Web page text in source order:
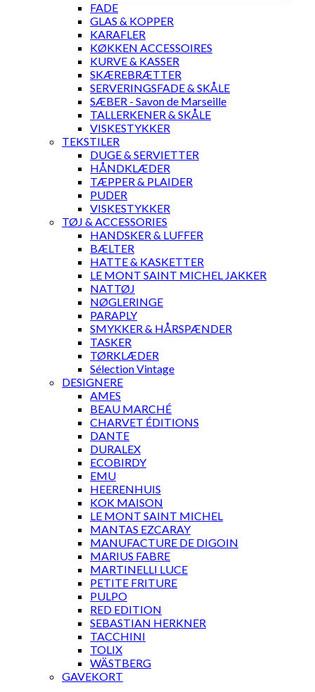
FADE
GLAS & KOPPER
KARAFLER
KØKKEN ACCESSOIRES
KURVE & KASSER
SKÆREBRÆTTER
SERVERINGSFADE & SKÅLE
SÆBER - Savon de Marseille
TALLERKENER & SKÅLE
VISKESTYKKER
TEKSTILER
DUGE & SERVIETTER
HÅNDKLÆDER
TÆPPER & PLAIDER
PUDER
VISKESTYKKER
TØJ & ACCESSORIES
HANDSKER & LUFFER
BÆLTER
HATTE & KASKETTER
LE MONT SAINT MICHEL JAKKER
NATTØJ
NØGLERINGE
PARAPLY
SMYKKER & HÅRSPÆNDER
TASKER
TØRKLÆDER
Sélection Vintage
DESIGNERE
AMES
BEAU MARCHÉ
CHARVET ÉDITIONS
DANTE
DURALEX
ECOBIRDY
EMU
HEERENHUIS
KOK MAISON
LE MONT SAINT MICHEL
MANTAS EZCARAY
MANUFACTURE DE DIGOIN
MARIUS FABRE
MARTINELLI LUCE
PETITE FRITURE
PULPO
RED EDITION
SEBASTIAN HERKNER
TACCHINI
TOLIX
WÄSTBERG
GAVEKORT